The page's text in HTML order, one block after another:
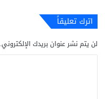
اترك تعليقاً
لن يتم نشر عنوان بريدك الإلكتروني.